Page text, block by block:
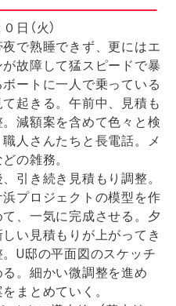
日（火）
で熟睡できず、更にはエ
が故障して猛スピードで暴
ートに一人で乗っている
起きる。午前中、見積も
。減額案を含めて色々と検
人さんたちと長電話。メ
の雑務。
引き続き見積もり調整。
プロジェクトの模型を作
て、一気に完成させる。夕
い見積もりが上がってき
U邸の平面図のスケッチ
る。細かい微調整を進め
まとめていく。